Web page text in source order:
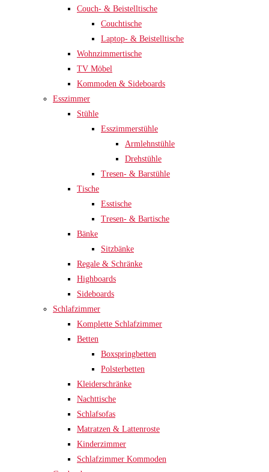
Couch- & Beistelltische
Couchtische
Laptop- & Beistelltische
Wohnzimmertische
TV Möbel
Kommoden & Sideboards
Esszimmer
Stühle
Esszimmerstühle
Armlehnstühle
Drehstühle
Tresen- & Barstühle
Tische
Esstische
Tresen- & Bartische
Bänke
Sitzbänke
Regale & Schränke
Highboards
Sideboards
Schlafzimmer
Komplette Schlafzimmer
Betten
Boxspringbetten
Polsterbetten
Kleiderschränke
Nachttische
Schlafsofas
Matratzen & Lattenroste
Kinderzimmer
Schlafzimmer Kommoden